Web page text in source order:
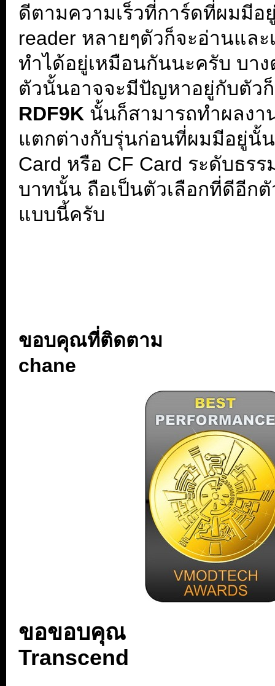
ดีตามความเร็วที่การ์ดที่ผมมีอ
reader หลายๆตัวก็จะอ่านแล
ทำได้อยู่เหมือนกันนะครับ บา
ตัวนั้นอาจจะมีปัญหาอยู่กับตัว
RDF9K นั้นก็สามารถทำผลงา
แตกต่างกับรุ่นก่อนที่ผมมีอยู่นั้
Card หรือ CF Card ระดับธร
บาทนั้น ถือเป็นตัวเลือกที่ดีอีก
แบบนี้ครับ
ขอบคุณที่ติดตาม
chane
ขอขอบคุณ
Transcend